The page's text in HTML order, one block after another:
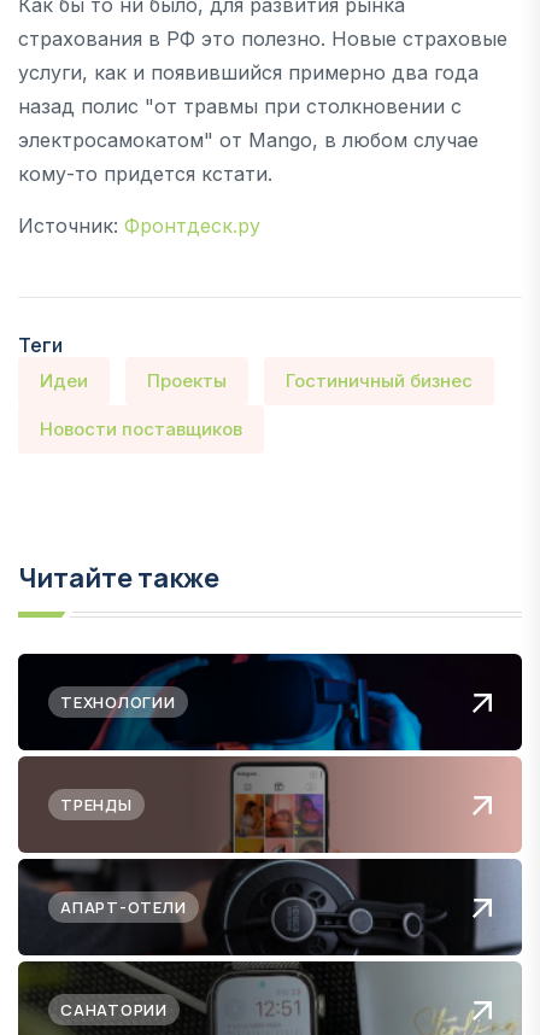
страхования в РФ это полезно. Новые страховые
услуги, как и появившийся примерно два года
назад полис "от травмы при столкновении с
электросамокатом" от Mango, в любом случае
кому-то придется кстати.
Источник: Фронтдеск.ру
Теги
Идеи Проекты Гостиничный бизнес
Новости поставщиков
Читайте также
ТЕХНОЛОГИИ
ТРЕНДЫ
АПАРТ-ОТЕЛИ
САНАТОРИИ